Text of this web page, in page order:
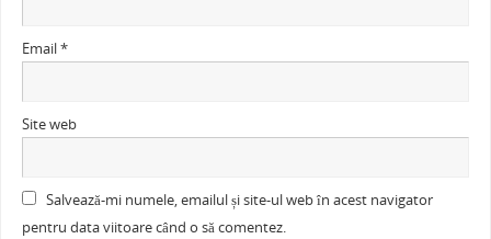
Email*
Site web
Salvează-mi numele, emailul și site-ul web în acest navigator
pentru data viitoare când o să comentez.